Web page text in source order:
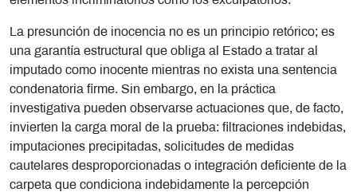
La presunción de inocencia no es un principio retórico; es
una garantía estructural que obliga al Estado a tratar al
imputado como inocente mientras no exista una sentencia
condenatoria firme. Sin embargo, en la práctica
investigativa pueden observarse actuaciones que, de facto,
invierten la carga moral de la prueba: filtraciones indebidas,
imputaciones precipitadas, solicitudes de medidas
cautelares desproporcionadas o integración deficiente de la
carpeta que condiciona indebidamente la percepción